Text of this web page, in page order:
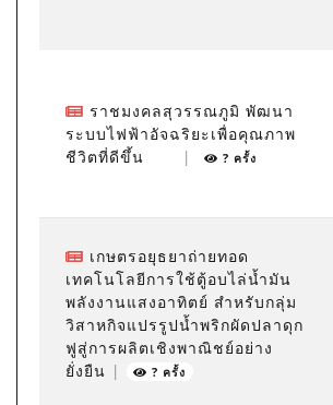
ราชมงคลสุวรรณภูมิ พัฒนา
ระบบไฟฟ้าอัจฉริยะเพื่อคุณภาพ
ชีวิตที่ดีขึ้น
| ? ครั้ง
เกษตรอยุธยาถ่ายทอด
เทคโนโลยีการใช้ตู้อบไล่น้ำมัน
พลังงานแสงอาทิตย์ สำหรับกลุ่ม
วิสาหกิจแปรรูปน้ำพริกผัดปลาดุก
ฟูสู่การผลิตเชิงพาณิชย์อย่าง
ยั่งยืน | ? ครั้ง